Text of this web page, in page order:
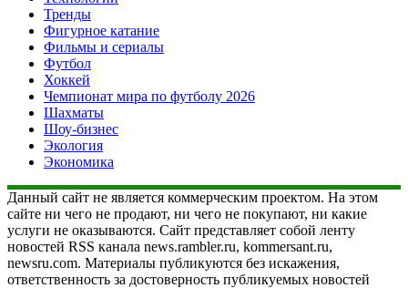
Тренды
Фигурное катание
Фильмы и сериалы
Футбол
Хоккей
Чемпионат мира по футболу 2026
Шахматы
Шоу-бизнес
Экология
Экономика
Данный сайт не является коммерческим проектом. На этом
сайте ни чего не продают, ни чего не покупают, ни какие
услуги не оказываются. Сайт представляет собой ленту
новостей RSS канала news.rambler.ru, kommersant.ru,
newsru.com. Материалы публикуются без искажения,
ответственность за достоверность публикуемых новостей